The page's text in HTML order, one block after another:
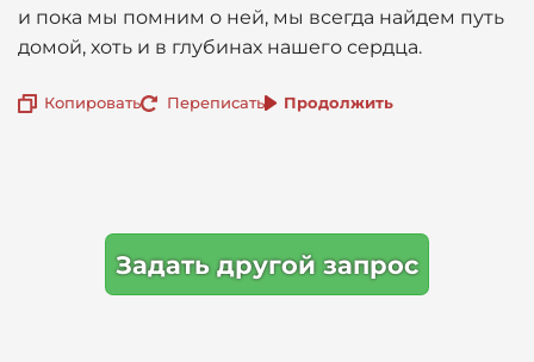
и пока мы помним о ней, мы всегда найдем путь
домой, хоть и в глубинах нашего сердца.
Копировать Переписать Продолжить
Задать другой запрос